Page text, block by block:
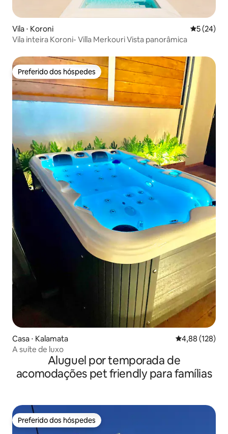
Vila ⋅ Koroni 5 de uma
5 (24)
Vila inteira Koroni- Villa Merkouri Vista panorâmica
Preferido dos hóspedes
Preferido dos hóspedes
Casa ⋅ Kalamata 4,88 de uma
4,88 (128)
A suíte de luxo
Aluguel por temporada de
acomodações pet friendly para famílias
Preferido dos hóspedes
Preferido dos hóspedes